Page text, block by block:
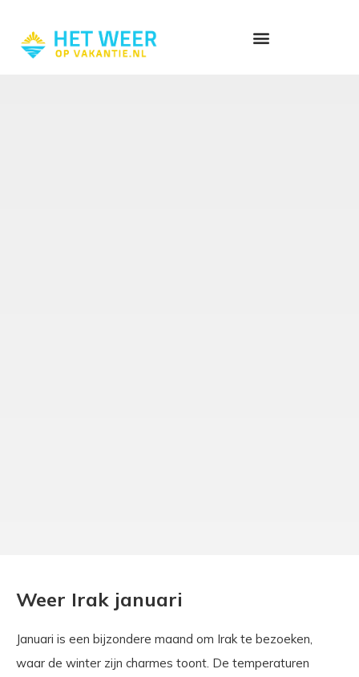
Weer Irak januari
Januari is een bijzondere maand om Irak te bezoeken,
waar de winter zijn charmes toont. De temperaturen